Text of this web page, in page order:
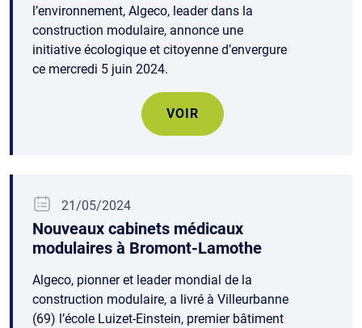
l’environnement, Algeco, leader dans la
construction modulaire, annonce une
initiative écologique et citoyenne d’envergure
ce mercredi 5 juin 2024.
VOIR
21/05/2024
Nouveaux cabinets médicaux
modulaires à Bromont-Lamothe
Algeco, pionner et leader mondial de la
construction modulaire, a livré à Villeurbanne
(69) l’école Luizet-Einstein, premier bâtiment